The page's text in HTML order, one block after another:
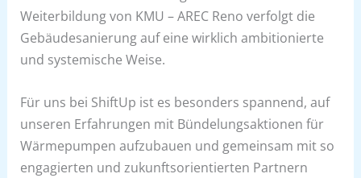
Weiterbildung von KMU – AREC Reno verfolgt die
Gebäudesanierung auf eine wirklich ambitionierte
und systemische Weise.
Für uns bei ShiftUp ist es besonders spannend, auf
unseren Erfahrungen mit Bündelungsaktionen für
Wärmepumpen aufzubauen und gemeinsam mit so
engagierten und zukunftsorientierten Partnern